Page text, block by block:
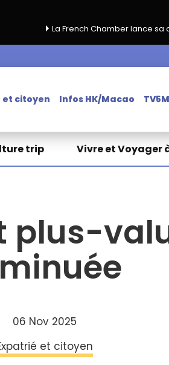
Chamber lance sa campagne de
et citoyen Infos HK/Macao
trip Vivre et Voyager
plus-
06 Nov 2025
et citoyen